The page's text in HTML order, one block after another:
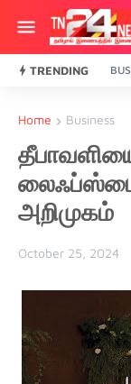
TRENDING
Home Business
அறிமுகம்
October 25, 2024